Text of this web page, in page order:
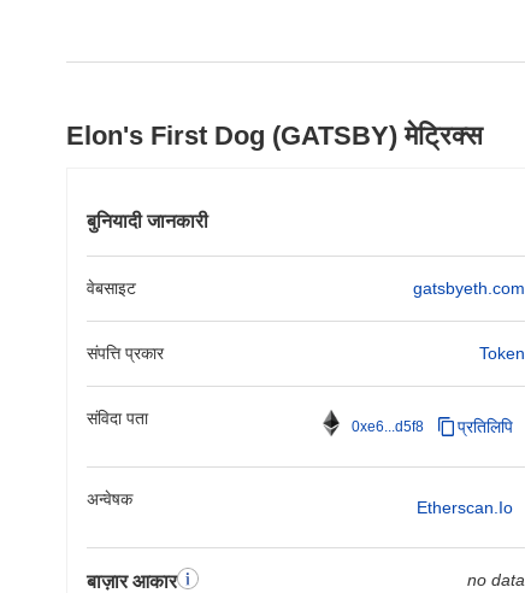
Elon's First Dog (GATSBY) मेट्रिक्स
बुनियादी जानकारी
वेबसाइट gatsbyeth.com
संपत्ति प्रकार Token
संविदा पता 0xe6...d5f8 प्रतिलिपि
अन्वेषक Etherscan.io
बाज़ार आकार no data